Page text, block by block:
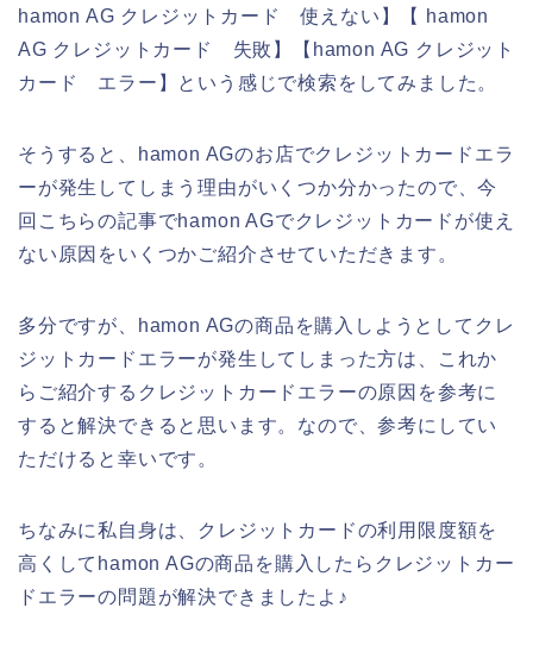
hamon AG クレジットカード 使えない】【 hamon
AG クレジットカード 失敗】【hamon AG クレジット
カード エラー】という感じで検索をしてみました。
そうすると、hamon AGのお店でクレジットカードエラ
ーが発生してしまう理由がいくつか分かったので、今
回こちらの記事でhamon AGでクレジットカードが使え
ない原因をいくつかご紹介させていただきます。
多分ですが、hamon AGの商品を購入しようとしてクレ
ジットカードエラーが発生してしまった方は、これか
らご紹介するクレジットカードエラーの原因を参考に
すると解決できると思います。なので、参考にしてい
ただけると幸いです。
ちなみに私自身は、クレジットカードの利用限度額を
高くしてhamon AGの商品を購入したらクレジットカー
ドエラーの問題が解決できましたよ♪